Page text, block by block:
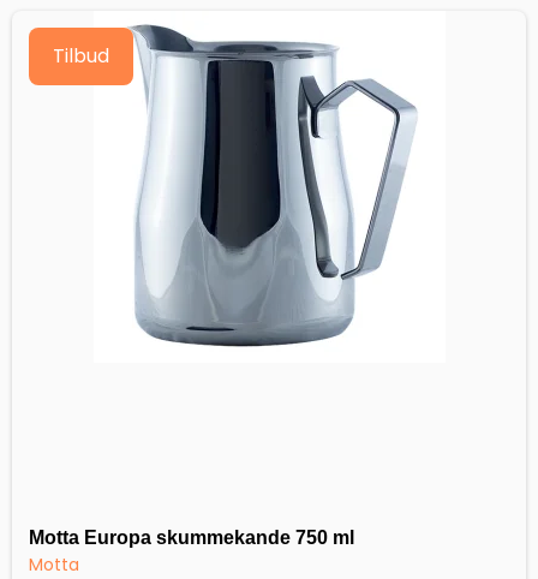
Tilbud
Motta Europa skummekande 750 ml
Motta